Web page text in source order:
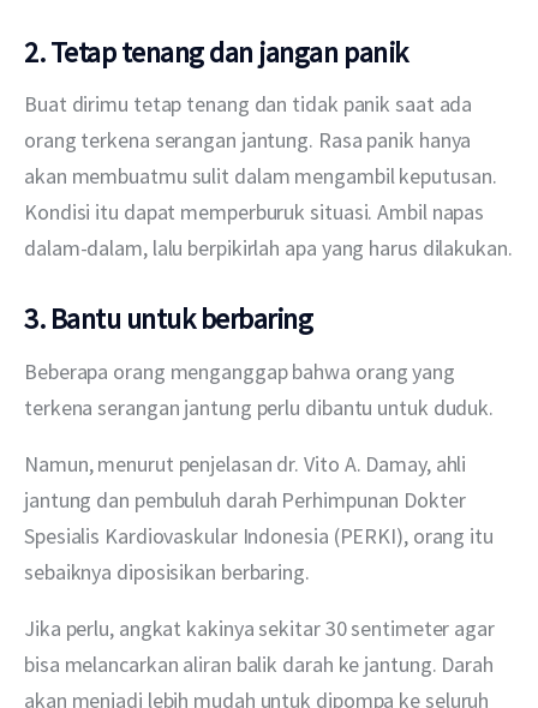
2. Tetap tenang dan jangan panik
Buat dirimu tetap tenang dan tidak panik saat ada
orang terkena serangan jantung. Rasa panik hanya
akan membuatmu sulit dalam mengambil keputusan.
Kondisi itu dapat memperburuk situasi. Ambil napas
dalam-dalam, lalu berpikirlah apa yang harus dilakukan.
3. Bantu untuk berbaring
Beberapa orang menganggap bahwa orang yang
terkena serangan jantung perlu dibantu untuk duduk.
Namun, menurut penjelasan dr. Vito A. Damay, ahli
jantung dan pembuluh darah Perhimpunan Dokter
Spesialis Kardiovaskular Indonesia (PERKI), orang itu
sebaiknya diposisikan berbaring.
Jika perlu, angkat kakinya sekitar 30 sentimeter agar
bisa melancarkan aliran balik darah ke jantung. Darah
akan menjadi lebih mudah untuk dipompa ke seluruh